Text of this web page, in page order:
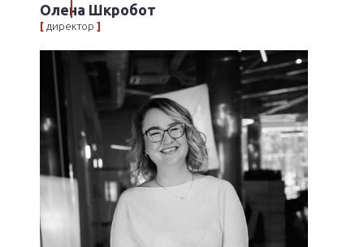
Олена Шкробот
[ директор ]